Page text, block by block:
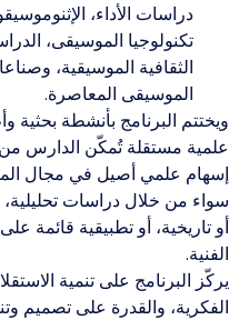
دراسات الأداء،
تكنولوجيا الموسيقى،
الثقافية الموسيقية،
الموسيقى المعاصرة.
ويختتم البرنامج بأنشطة بحثية
علمية مستقلة تُمكّن الدارس
إسهام علمي أصيل في مجال
سواء من خلال دراسات تحليلية،
أو تاريخية، أو تطبيقية قائمة
الفنية.
يركّز البرنامج على تنمية
الفكرية، والقدرة على تصميم